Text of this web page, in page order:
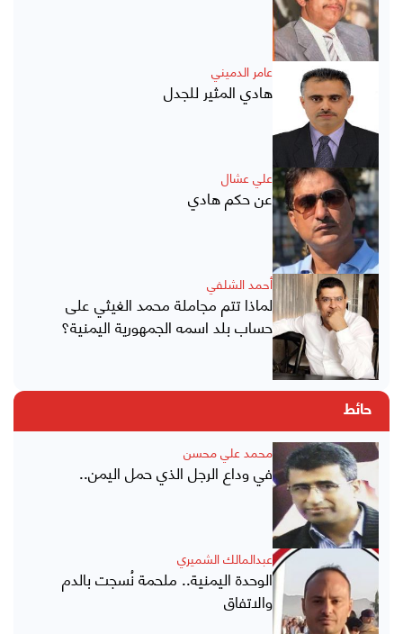
عامر الدميني
هادي المثير للجدل
علي عشال
عن حكم هادي
أحمد الشلفي
لماذا تتم مجاملة محمد الغيثي على
حساب بلد اسمه الجمهورية اليمنية؟
حائط
محمد علي محسن
في وداع الرجل الذي حمل اليمن..
عبدالمالك الشميري
الوحدة اليمنية.. ملحمة نُسجت بالدم
والاتفاق